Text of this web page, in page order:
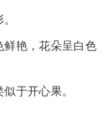
鲜艳，花朵呈白色
于开心果。